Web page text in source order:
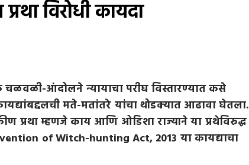
विरोधी कायदा
आंदोलने न्यायाचा परीघ विस्तारण्यात कसे
मते-मतांतरे यांचा थोडक्यात आढावा घेतला.
म्हणजे काय आणि ओडिशा राज्याने या प्रथेविरुद्ध
of Witch-hunting Act, 2013 या कायद्याचा